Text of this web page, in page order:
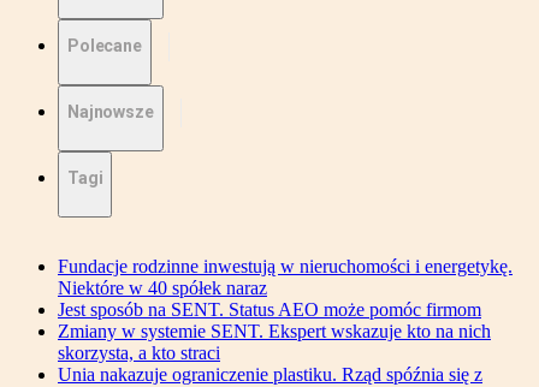
Polecane
Najnowsze
Tagi
Fundacje rodzinne inwestują w nieruchomości i energetykę.
Niektóre w 40 spółek naraz
Jest sposób na SENT. Status AEO może pomóc firmom
Zmiany w systemie SENT. Ekspert wskazuje kto na nich
skorzysta, a kto straci
Unia nakazuje ograniczenie plastiku. Rząd spóźnia się z